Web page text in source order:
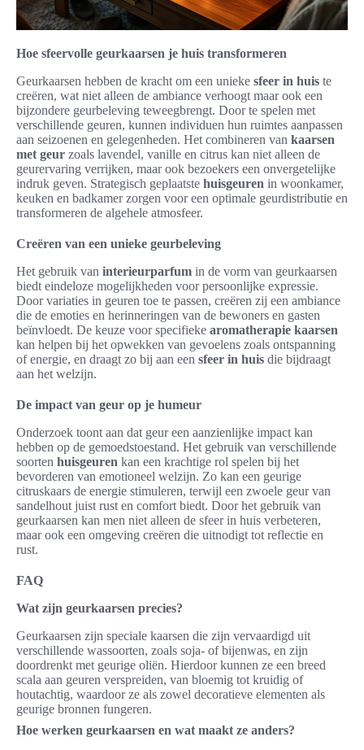
Hoe sfeervolle geurkaarsen je huis transformeren
Geurkaarsen hebben de kracht om een unieke sfeer in huis te
creëren, wat niet alleen de ambiance verhoogt maar ook een
bijzondere geurbeleving teweegbrengt. Door te spelen met
verschillende geuren, kunnen individuen hun ruimtes aanpassen
aan seizoenen en gelegenheden. Het combineren van kaarsen
met geur zoals lavendel, vanille en citrus kan niet alleen de
geurervaring verrijken, maar ook bezoekers een onvergetelijke
indruk geven. Strategisch geplaatste huisgeuren in woonkamer,
keuken en badkamer zorgen voor een optimale geurdistributie en
transformeren de algehele atmosfeer.
Creëren van een unieke geurbeleving
Het gebruik van interieurparfum in de vorm van geurkaarsen
biedt eindeloze mogelijkheden voor persoonlijke expressie.
Door variaties in geuren toe te passen, creëren zij een ambiance
die de emoties en herinneringen van de bewoners en gasten
beïnvloedt. De keuze voor specifieke aromatherapie kaarsen
kan helpen bij het opwekken van gevoelens zoals ontspanning
of energie, en draagt zo bij aan een sfeer in huis die bijdraagt
aan het welzijn.
De impact van geur op je humeur
Onderzoek toont aan dat geur een aanzienlijke impact kan
hebben op de gemoedstoestand. Het gebruik van verschillende
soorten huisgeuren kan een krachtige rol spelen bij het
bevorderen van emotioneel welzijn. Zo kan een geurige
citruskaars de energie stimuleren, terwijl een zwoele geur van
sandelhout juist rust en comfort biedt. Door het gebruik van
geurkaarsen kan men niet alleen de sfeer in huis verbeteren,
maar ook een omgeving creëren die uitnodigt tot reflectie en
rust.
FAQ
Wat zijn geurkaarsen precies?
Geurkaarsen zijn speciale kaarsen die zijn vervaardigd uit
verschillende wassoorten, zoals soja- of bijenwas, en zijn
doordrenkt met geurige oliën. Hierdoor kunnen ze een breed
scala aan geuren verspreiden, van bloemig tot kruidig of
houtachtig, waardoor ze als zowel decoratieve elementen als
geurige bronnen fungeren.
Hoe werken geurkaarsen en wat maakt ze anders?